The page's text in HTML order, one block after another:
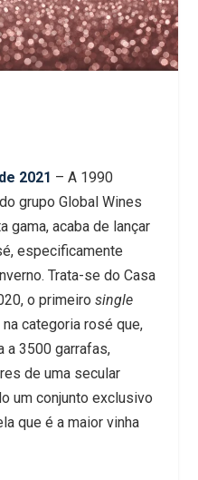
2021 – A 1990
grupo Global Wines
gama, acaba de lançar
especificamente
Trata-se do Casa
o primeiro single
categoria rosé que,
a 3500 garrafas,
de uma secular
um conjunto exclusivo
que é a maior vinha